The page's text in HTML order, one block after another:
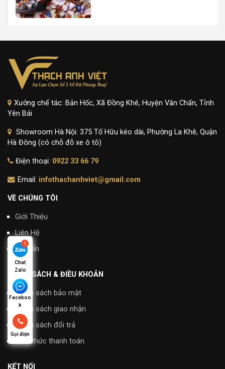
Xưởng chế tác: Bản Hốc, Xã Đồng Khê, Huyện Văn Chấn, Tỉnh
Yên Bái
Showroom Hà Nội: 375 Tố Hữu kéo dài, Phường La Khê, Quận
Hà Đông (có chỗ đỗ xe ô tô)
Điện thoại: 0922 33 66 79
Email: infothachanhviet@gmail.com
VỀ CHÚNG TÔI
Giới Thiệu
Liên Hệ
Tư Vấn
CHÍNH SÁCH & ĐIỀU KHOẢN
Chính sách bảo mật
Chính sách giao nhận
Chính sách đổi trả
Hình thức thanh toán
KẾT NỐI
Chat
Zalo
Faceboo
k
Gọi điện